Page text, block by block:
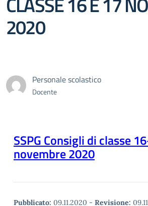
2020
Personale scolastico
Docente
SSPG Consigli di classe
novembre 2020
Pubblicato: 09.11.2020 - Revisione: